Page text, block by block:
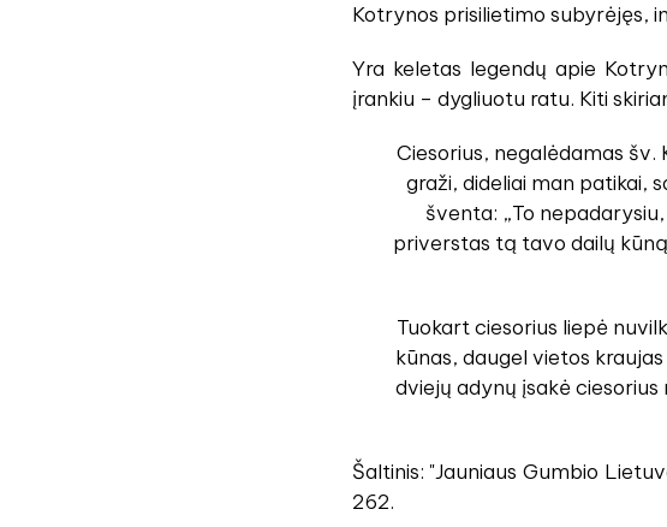
Kotrynos prisilietimo subyrėjęs,
Yra keletas legendų apie
įrankiu – dygliuotu ratu. Kiti
Ciesorius, negalėdamas
graži, dideliai man patikai,
šventa: „To
priverstas tą tavo dailų
Tuokart ciesorius liepė
kūnas, daugel vietos
dviejų adynų įsakė
Šaltinis: "Jauniaus Gumbio
262.